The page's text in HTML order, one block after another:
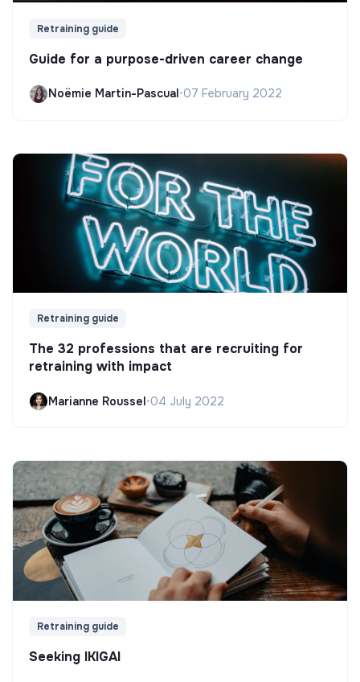
Retraining guide
Guide for a purpose-driven career change
Noëmie Martin-Pascual•07 February 2022
Retraining guide
The 32 professions that are recruiting for
retraining with impact
Marianne Roussel•04 July 2022
Retraining guide
Seeking IKIGAI